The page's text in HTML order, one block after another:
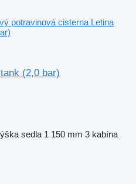
potravinová cisterna Letina
(2,0 bar)
sedla 1 150 mm 3 kabína